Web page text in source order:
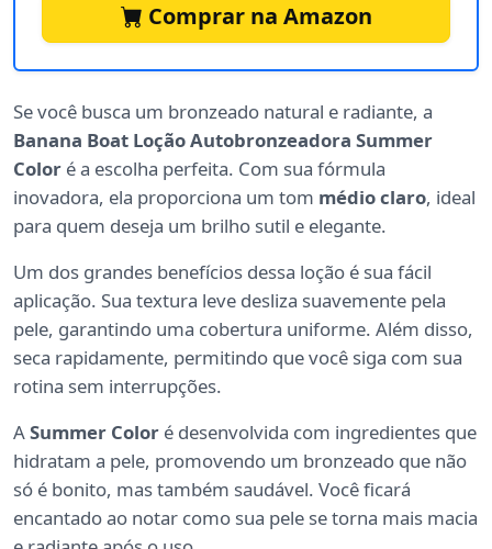
Comprar na Amazon
Se você busca um bronzeado natural e radiante, a
Banana Boat Loção Autobronzeadora Summer
Color é a escolha perfeita. Com sua fórmula
inovadora, ela proporciona um tom médio claro, ideal
para quem deseja um brilho sutil e elegante.
Um dos grandes benefícios dessa loção é sua fácil
aplicação. Sua textura leve desliza suavemente pela
pele, garantindo uma cobertura uniforme. Além disso,
seca rapidamente, permitindo que você siga com sua
rotina sem interrupções.
ASummer Color é desenvolvida com ingredientes que
hidratam a pele, promovendo um bronzeado que não
só é bonito, mas também saudável. Você ficará
encantado ao notar como sua pele se torna mais macia